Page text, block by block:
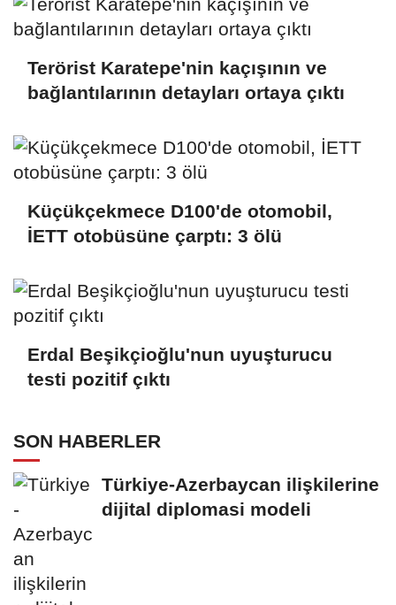
Terörist Karatepe'nin kaçışının ve
bağlantılarının detayları ortaya çıktı
Küçükçekmece D100'de otomobil,
İETT otobüsüne çarptı: 3 ölü
Erdal Beşikçioğlu'nun uyuşturucu
testi pozitif çıktı
SON HABERLER
Türkiye-Azerbaycan ilişkilerine
dijital diplomasi modeli